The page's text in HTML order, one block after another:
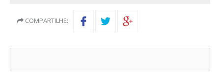
COMPARTILHE: